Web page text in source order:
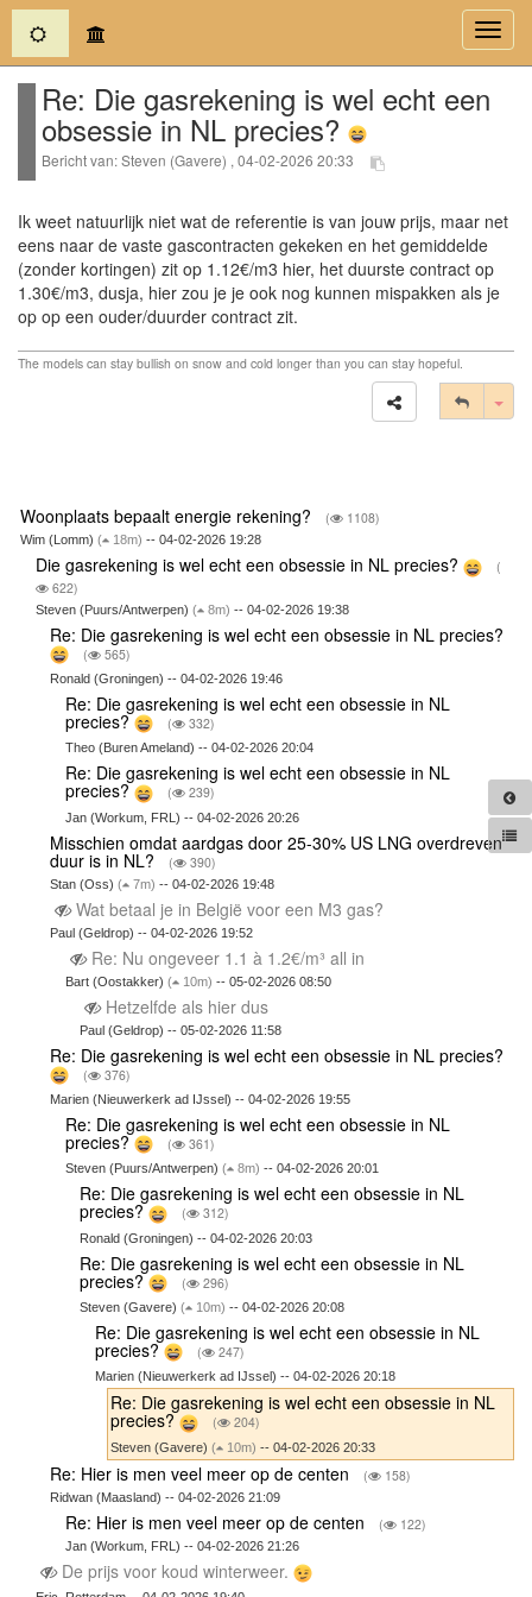
(current)
Re: Die gasrekening is wel echt een
obsessie in NL precies?
Bericht van: Steven (Gavere) , 04-02-2026 20:33
Ik weet natuurlijk niet wat de referentie is van jouw prijs, maar net
eens naar de vaste gascontracten gekeken en het gemiddelde
(zonder kortingen) zit op 1.12€/m3 hier, het duurste contract op
1.30€/m3, dusja, hier zou je je ook nog kunnen mispakken als je
op op een ouder/duurder contract zit.
The models can stay bullish on snow and cold longer than you can stay hopeful.
Woonplaats bepaalt energie rekening? ( 1108)
Wim (Lomm) ( 18m) -- 04-02-2026 19:28
Die gasrekening is wel echt een obsessie in NL precies?
(
622)
Steven (Puurs/Antwerpen) ( 8m) -- 04-02-2026 19:38
Re: Die gasrekening is wel echt een obsessie in NL precies?
( 565)
Ronald (Groningen) -- 04-02-2026 19:46
Re: Die gasrekening is wel echt een obsessie in NL
precies? ( 332)
Theo (Buren Ameland) -- 04-02-2026 20:04
Re: Die gasrekening is wel echt een obsessie in NL
precies? ( 239)
Jan (Workum, FRL) -- 04-02-2026 20:26
Misschien omdat aardgas door 25-30% US LNG overdreven
duur is in NL? ( 390)
Stan (Oss)( 7m) -- 04-02-2026 19:48
Wat betaal je in België voor een M3 gas?
Paul (Geldrop) -- 04-02-2026 19:52
Re: Nu ongeveer 1.1 à 1.2€/m³ all in
Bart (Oostakker) ( 10m) -- 05-02-2026 08:50
Hetzelfde als hier dus
Paul (Geldrop) -- 05-02-2026 11:58
Re: Die gasrekening is wel echt een obsessie in NL precies?
( 376)
Marien (Nieuwerkerk ad IJssel) -- 04-02-2026 19:55
Re: Die gasrekening is wel echt een obsessie in NL
precies? ( 361)
Steven (Puurs/Antwerpen) ( 8m) -- 04-02-2026 20:01
Re: Die gasrekening is wel echt een obsessie in NL
precies? ( 312)
Ronald (Groningen) -- 04-02-2026 20:03
Re: Die gasrekening is wel echt een obsessie in NL
precies? ( 296)
Steven (Gavere)( 10m) -- 04-02-2026 20:08
Re: Die gasrekening is wel echt een obsessie in NL
precies? ( 247)
Marien (Nieuwerkerk ad IJssel) -- 04-02-2026 20:18
Re: Die gasrekening is wel echt een obsessie in NL
precies? ( 204)
Steven (Gavere)( 10m) -- 04-02-2026 20:33
Re: Hier is men veel meer op de centen ( 158)
Ridwan (Maasland) -- 04-02-2026 21:09
Re: Hier is men veel meer op de centen ( 122)
Jan (Workum, FRL) -- 04-02-2026 21:26
De prijs voor koud winterweer.